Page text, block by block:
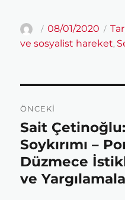
c
e
o
i
t
t
e
Yazar
Yayın
tarihi
08/01/2020
ve sosyalist hareket,
gezinmesi
ÖNCEKI
Önceki
yazı:
Sait
Soykırımı –
Düzmece
ve